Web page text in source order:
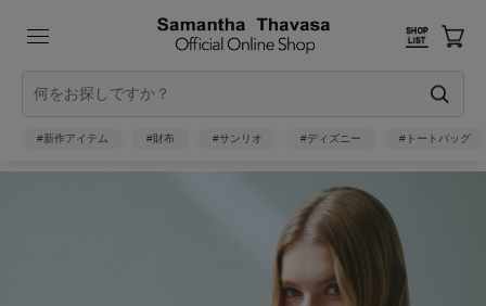
#新作アイテム #財布 #サンリオ #ディズニー #トートバッグ